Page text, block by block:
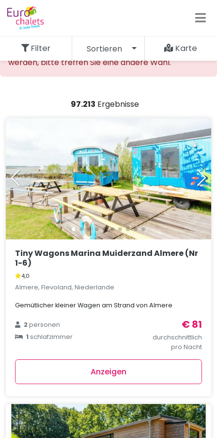
Die gewünschte Unterkunft kann nicht gefunden
werden, bitte treffen Sie eine andere Wahl.
97.213 Ergebnisse
Filter Sortieren Karte
Tiny Wagons Marina Muiderzand Almere (Nr
1-6)
4,0
Almere, Flevoland, Niederlande
Gemütlicher kleiner Wagen am Strand von Almere
2personen
1schlafzimmer
€ 81
durchschnittlich
pro Nacht
Anzeigen